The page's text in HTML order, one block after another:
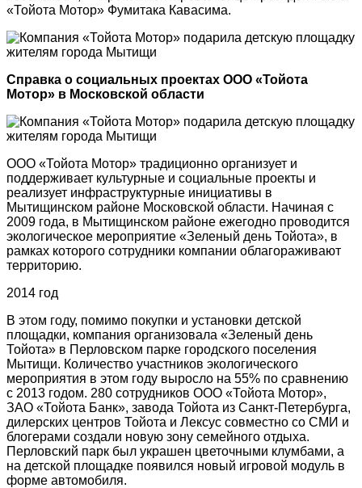
«Тойота Мотор» Фумитака Кавасима.
Справка о социальных проектах ООО «Тойота
Мотор» в Московской области
ООО «Тойота Мотор» традиционно организует и
поддерживает культурные и социальные проекты и
реализует инфраструктурные инициативы в
Мытищинском районе Московской области. Начиная с
2009 года, в Мытищинском районе ежегодно проводится
экологическое мероприятие «Зеленый день Тойота», в
рамках которого сотрудники компании облагораживают
территорию.
2014 год
В этом году, помимо покупки и установки детской
площадки, компания организовала «Зеленый день
Тойота» в Перловском парке городского поселения
Мытищи. Количество участников экологического
мероприятия в этом году выросло на 55% по сравнению
с 2013 годом. 280 сотрудников ООО «Тойота Мотор»,
ЗАО «Тойота Банк», завода Тойота из Санкт-Петербурга,
дилерских центров Тойота и Лексус совместно со СМИ и
блогерами создали новую зону семейного отдыха.
Перловский парк был украшен цветочными клумбами, а
на детской площадке появился новый игровой модуль в
форме автомобиля.